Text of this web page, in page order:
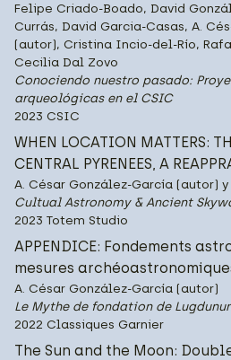
Felipe Criado-Boado, David
Currás, David Garcia-Casas, A.
(autor), Cristina Incio-del-Río,
Cecilia Dal Zovo
Conociendo nuestro pasado:
arqueológicas en el CSIC
2023 CSIC
WHEN LOCATION MATTERS:
CENTRAL PYRENEES, A
A. César González-García (autor)
Cultual Astronomy & Ancient
2023 Totem Studio
APPENDICE: Fondements
mesures
A. César González-García (autor)
Le Mythe de fondation de
2022 Classiques Garnier
The Sun and the Moon: